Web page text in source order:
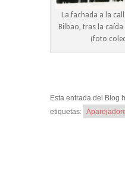
La fachada a la
Bilbao, tras la
(foto
Esta entrada del Blog
etiquetas: